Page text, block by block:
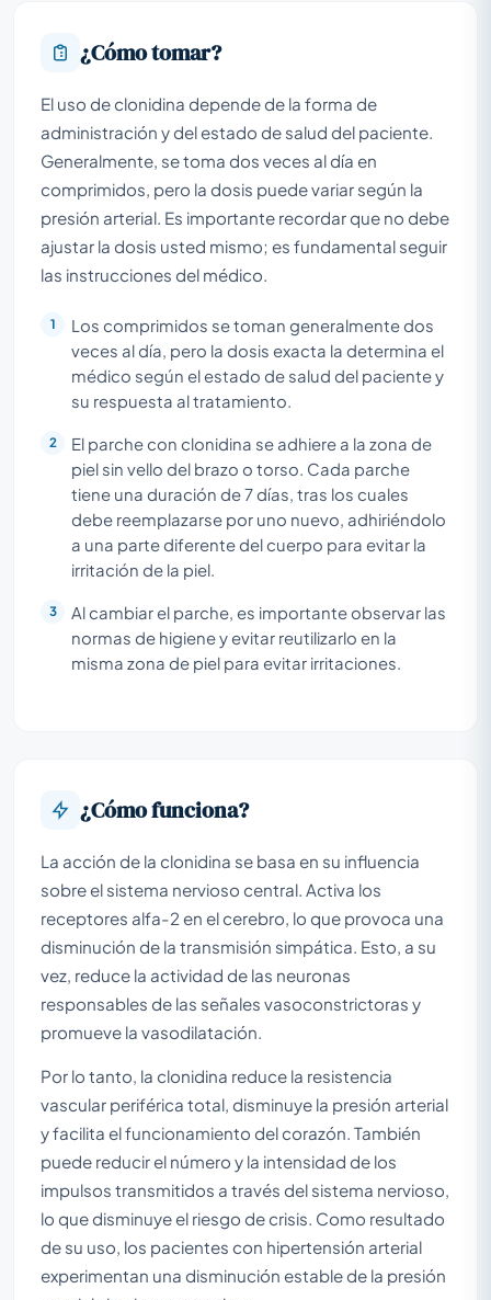
¿Cómo tomar?
El uso de clonidina depende de la forma de
administración y del estado de salud del paciente.
Generalmente, se toma dos veces al día en
comprimidos, pero la dosis puede variar según la
presión arterial. Es importante recordar que no debe
ajustar la dosis usted mismo; es fundamental seguir
las instrucciones del médico.
Los comprimidos se toman generalmente dos
veces al día, pero la dosis exacta la determina el
médico según el estado de salud del paciente y
su respuesta al tratamiento.
El parche con clonidina se adhiere a la zona de
piel sin vello del brazo o torso. Cada parche
tiene una duración de 7 días, tras los cuales
debe reemplazarse por uno nuevo, adhiriéndolo
a una parte diferente del cuerpo para evitar la
irritación de la piel.
Al cambiar el parche, es importante observar las
normas de higiene y evitar reutilizarlo en la
misma zona de piel para evitar irritaciones.
¿Cómo funciona?
La acción de la clonidina se basa en su influencia
sobre el sistema nervioso central. Activa los
receptores alfa-2 en el cerebro, lo que provoca una
disminución de la transmisión simpática. Esto, a su
vez, reduce la actividad de las neuronas
responsables de las señales vasoconstrictoras y
promueve la vasodilatación.
Por lo tanto, la clonidina reduce la resistencia
vascular periférica total, disminuye la presión arterial
y facilita el funcionamiento del corazón. También
puede reducir el número y la intensidad de los
impulsos transmitidos a través del sistema nervioso,
lo que disminuye el riesgo de crisis. Como resultado
de su uso, los pacientes con hipertensión arterial
experimentan una disminución estable de la presión